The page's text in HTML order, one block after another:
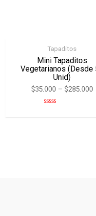
Tapaditos
Mini Tapaditos
Vegetarianos (desde
Unid)
$35.000 – $285.000